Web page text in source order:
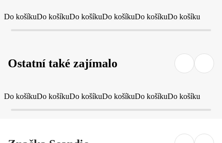
Do košíkuDo košíkuDo košíkuDo košíkuDo košíkuDo košíku
Ostatní také zajímalo
Do košíkuDo košíkuDo košíkuDo košíkuDo košíkuDo košíku